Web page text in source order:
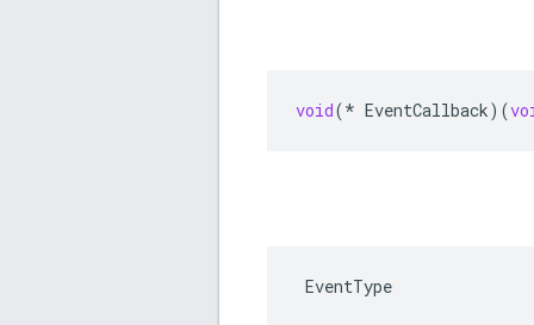
void(* EventCallback)(
EventType